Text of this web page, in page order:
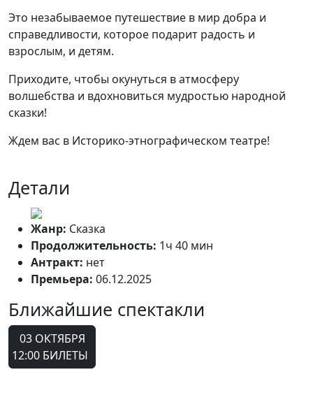
Это незабываемое путешествие в мир добра и
справедливости, которое подарит радость и
взрослым, и детям.
Приходите, чтобы окунуться в атмосферу
волшебства и вдохновиться мудростью народной
сказки!
Ждем вас в Историко-этнографическом театре!
Детали
Жанр: Сказка
Продолжительность: 1ч 40 мин
Антракт: нет
Премьера: 06.12.2025
Ближайшие спектакли
03 ОКТЯБРЯ
12:00 БИЛЕТЫ